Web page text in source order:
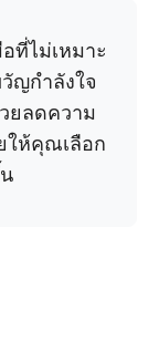
ที่ไม่เหมาะ
ญกำลังใจ
ยลดความ
ให้คุณเลือก